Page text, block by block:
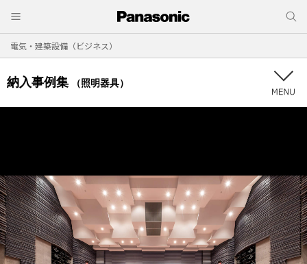
電気・建築設備（ビジネス）
納入事例集 （照明器具）